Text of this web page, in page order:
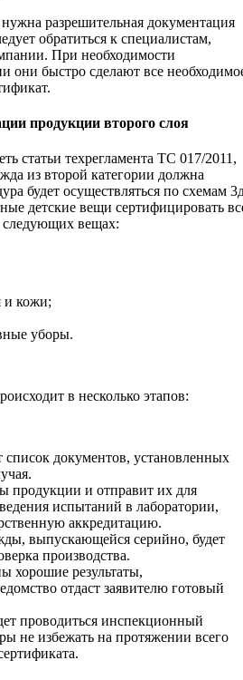
разрешительная документация
обратиться к специалистам,
При необходимости
они быстро сделают все
продукции второго слоя
статьи техрегламента ТС 017/2011,
из второй категории должна
будет осуществляться по схемам
детские вещи сертифицировать
следующих вещах:
и кожи;
уборы.
в несколько этапов:
список документов, установленных
продукции и отправит их для
испытаний в лаборатории,
аккредитацию.
выпускающейся серийно, будет
производства.
хорошие результаты,
отдаст заявителю готовый
проводиться инспекционный
не избежать на протяжении всего